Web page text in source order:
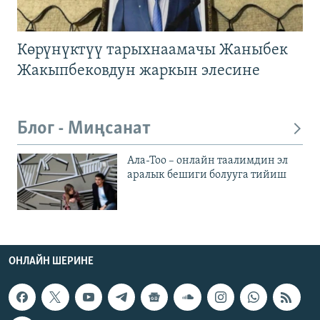
Көрүнүктүү тарыхнаамачы Жаныбек
Жакыпбековдун жаркын элесине
Блог - Миңсанат
Ала-Тоо – онлайн таалимдин эл
аралык бешиги болууга тийиш
ОНЛАЙН ШЕРИНЕ